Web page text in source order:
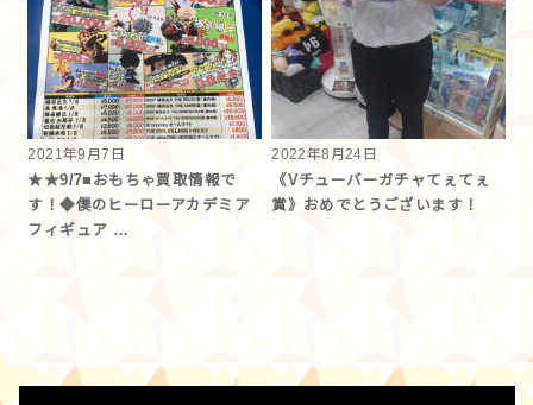
2021年9月7日
★★9/7■おもちゃ買取情報で
す！◆僕のヒーローアカデミア
フィギュア …
2022年8月24日
《Vチューバーガチャてぇてぇ
賞》おめでとうございます！